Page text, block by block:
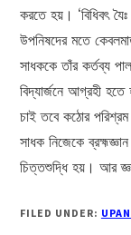
করতে হয়। ‘বিধিবৎ
উপনিষদের মতে
সাধককে তাঁর কর্তব্য
বিদ্যার্জনে আগ্রহী
চাই তবে কঠোর
সাধক নিজেকে
চিত্তশুদ্ধি হয়। আর
FILED UNDER: